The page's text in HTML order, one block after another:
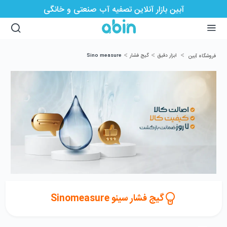
آبین بازار آنلاین تصفیه آب صنعتی و خانگی
فروشگاه آبین > ابزار دقیق > گیج فشار >
Sino measure
گیج فشار سینو Sinomeasure